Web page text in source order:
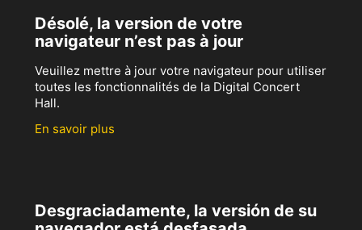
Désolé, la version de votre
navigateur n’est pas à jour
Veuillez mettre à jour votre navigateur pour utiliser
toutes les fonctionnalités de la Digital Concert
Hall.
En savoir plus
Desgraciadamente, la versión de su